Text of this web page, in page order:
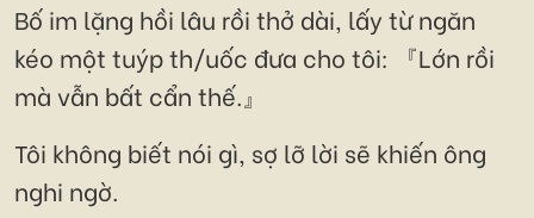
Bố im lặng hồi lâu rồi thở dài, lấy từ ngăn
kéo một tuýp th/uốc đưa cho tôi: 『Lớn rồi
mà vẫn bất cẩn thế.』
Tôi không biết nói gì, sợ lỡ lời sẽ khiến ông
nghi ngờ.